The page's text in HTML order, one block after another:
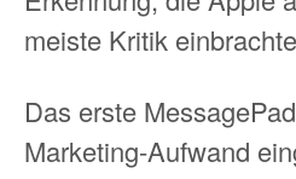
meiste Kritik
Das erste
Marketing-Aufwand